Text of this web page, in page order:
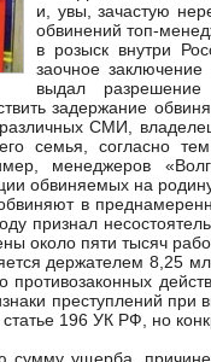
и, увы, зачастую
обвинений топ-
в розыск внутри
заочное
выдал
задержание
СМИ,
семья, согласно
менеджеров
обвиняемых на
в
признал
около пяти тысяч
держателем 8,25
противозаконных
преступлений
196 УК РФ, но